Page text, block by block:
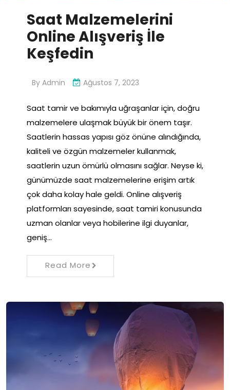
Saat Malzemelerini
Online Alışveriş İle
Keşfedin
By Admin Ağustos 7, 2023
Saat tamir ve bakımıyla uğraşanlar için, doğru
malzemelere ulaşmak büyük bir önem taşır.
Saatlerin hassas yapısı göz önüne alındığında,
kaliteli ve özgün malzemeler kullanmak,
saatlerin uzun ömürlü olmasını sağlar. Neyse ki,
günümüzde saat malzemelerine erişim artık
çok daha kolay hale geldi. Online alışveriş
platformları sayesinde, saat tamiri konusunda
uzman olanlar veya hobilerine ilgi duyanlar,
geniş…
Read More